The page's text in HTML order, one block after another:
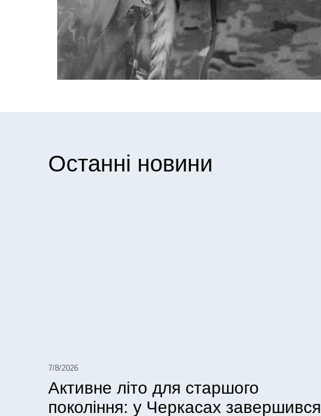
Останні новини
7/8/2026
Активне літо для старшого
покоління: у Черкасах завершився